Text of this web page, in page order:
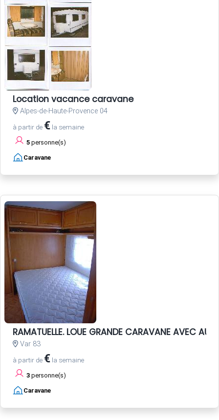
Location vacance caravane
Alpes-de-Haute-Provence 04
à partir de € la semaine
5 personne(s)
Caravane
RAMATUELLE. LOUE GRANDE CARAVANE AVEC
Var 83
à partir de € la semaine
3 personne(s)
Caravane